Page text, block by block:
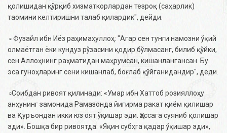
қолишидан қўрқиб хизматкорлардан тезроқ (саҳарлик)
таомини келтиришни талаб қилардик", дейди.
▫️ Фузайл ибн Иёз раҳимаҳуллоҳ: "Агар сен тунги намозни ўқий
олмаётган ёки кундуз рўзасини қодир бўлмасанг, билиб қўйки,
сен Аллоҳнинг раҳматидан маҳрумсан, кишанлангансан. Бу
эса гуноҳларинг сени кишанлаб, боғлаб қўйганидандир", деди.
▫️Соибдан ривоят қилинади: «Умар ибн Хаттоб розияллоҳу
анҳунинг замонида Рамазонда йигирма ракат қиём қилишар
ва Қуръондан икки юз оят ўқишар эди. Ҳассага суяниб қолишар
эди». Бошқа бир ривоятда: «Яқин субҳга қадар ўқишар эди»,